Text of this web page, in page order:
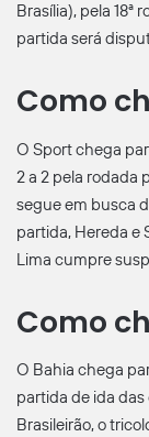
Brasília), pela 18ª
partida será
Como
O Sport chega
2 a 2 pela rodada
segue em busca
partida, Hereda e
Lima cumpre
Como
O Bahia chega
partida de ida das
Brasileirão, o